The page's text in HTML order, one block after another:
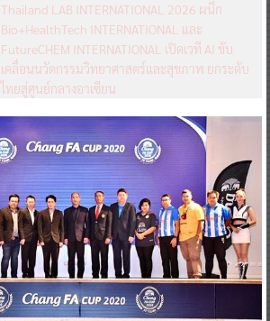
Thailand LAB INTERNATIONAL 2026 ผนึก
Bio+HealthTech INTERNATIONAL และ
FutureCHEM INTERNATIONAL เปิดเวที AI ขับ
เคลื่อนนวัตกรรมวิทยาศาสตร์และสุขภาพ ยกระดับ
ไทยสู่ศูนย์กลางอาเซียน